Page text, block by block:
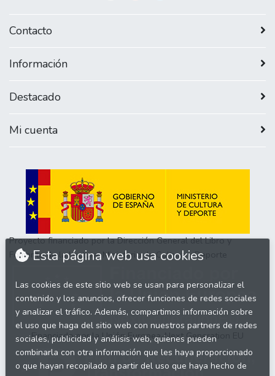
Contacto
Información
Destacado
Mi cuenta
Proyecto financiado por la Dirección General del Libro y
Fomento de la Lectura, Ministerio de Cultura y Deporte
Financiado por la Unión Europea-Next Generation EU
Esta página web usa cookies
Las cookies de este sitio web se usan para personalizar el
contenido y los anuncios, ofrecer funciones de redes sociales
y analizar el tráfico. Además, compartimos información sobre
el uso que haga del sitio web con nuestros partners de redes
sociales, publicidad y análisis web, quienes pueden
combinarla con otra información que les haya proporcionado
o que hayan recopilado a partir del uso que haya hecho de